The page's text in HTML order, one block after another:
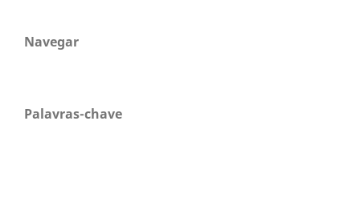
Navegar
Palavras-chave